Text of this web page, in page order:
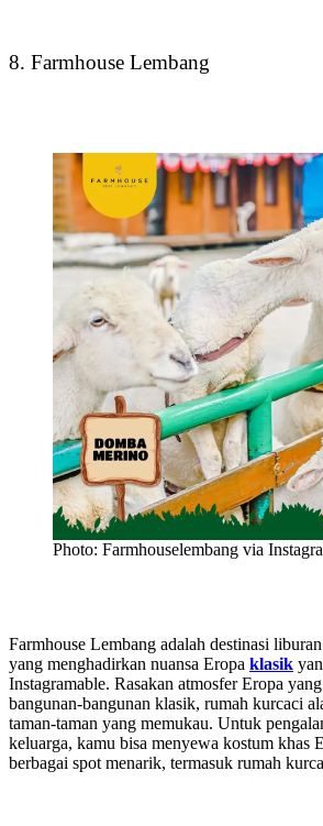
8. Farmhouse Lembang
Photo: Farmhouselembang via
Farmhouse Lembang adalah destinasi
yang menghadirkan nuansa Eropa klasik
Instagramable. Rasakan atmosfer Eropa
bangunan-bangunan klasik, rumah kurcaci
taman-taman yang memukau. Untuk
keluarga, kamu bisa menyewa kostum khas
berbagai spot menarik, termasuk rumah